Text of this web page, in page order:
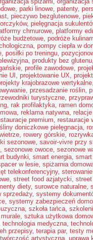
, parki linowe, patenty,
, pieczywo bezglutenowe,
, pielęgnacja
chmurowe, platformy
budżetowe, podróże
, pompy ciepła w
, posiłki po treningu,
, produkty bez glutenu
, profile zawodowe,
UI , projektowanie UX,
krajobrazowe wertykalne
, przesadzanie roślin,
turystyczne,
, rak profilaktyka, ramen
, reklama natywna,
premium, restauracje
doniczkowe pielęgnacja,
, rowery górskie,
sezonowe, savoir-vivre przy
, sezonowe owoce, sezonowe
budynki, smart energia,
w lesie, spiżarnia
telekonferencyjny,
, street food azjatycki, street
diety, surowce naturalne,
sprzedaży, systemy
, systemy zabezpieczeń
, szkoła tańca,
, sztuka użytkowa
technologia medyczna,
przepisy, terapia par, testy
twórczość artystyczna, uprawa